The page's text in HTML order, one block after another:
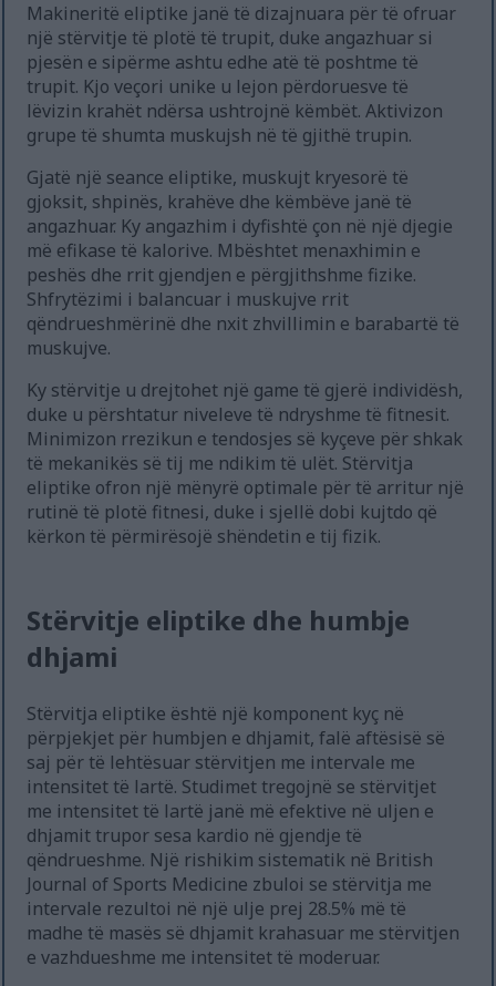
Makineritë eliptike janë të dizajnuara për të ofruar
një stërvitje të plotë të trupit, duke angazhuar si
pjesën e sipërme ashtu edhe atë të poshtme të
trupit. Kjo veçori unike u lejon përdoruesve të
lëvizin krahët ndërsa ushtrojnë këmbët. Aktivizon
grupe të shumta muskujsh në të gjithë trupin.
Gjatë një seance eliptike, muskujt kryesorë të
gjoksit, shpinës, krahëve dhe këmbëve janë të
angazhuar. Ky angazhim i dyfishtë çon në një djegie
më efikase të kalorive. Mbështet menaxhimin e
peshës dhe rrit gjendjen e përgjithshme fizike.
Shfrytëzimi i balancuar i muskujve rrit
qëndrueshmërinë dhe nxit zhvillimin e barabartë të
muskujve.
Ky stërvitje u drejtohet një game të gjerë individësh,
duke u përshtatur niveleve të ndryshme të fitnesit.
Minimizon rrezikun e tendosjes së kyçeve për shkak
të mekanikës së tij me ndikim të ulët. Stërvitja
eliptike ofron një mënyrë optimale për të arritur një
rutinë të plotë fitnesi, duke i sjellë dobi kujtdo që
kërkon të përmirësojë shëndetin e tij fizik.
Stërvitje eliptike dhe humbje
dhjami
Stërvitja eliptike është një komponent kyç në
përpjekjet për humbjen e dhjamit, falë aftësisë së
saj për të lehtësuar stërvitjen me intervale me
intensitet të lartë. Studimet tregojnë se stërvitjet
me intensitet të lartë janë më efektive në uljen e
dhjamit trupor sesa kardio në gjendje të
qëndrueshme. Një rishikim sistematik në British
Journal of Sports Medicine zbuloi se stërvitja me
intervale rezultoi në një ulje prej 28.5% më të
madhe të masës së dhjamit krahasuar me stërvitjen
e vazhdueshme me intensitet të moderuar.